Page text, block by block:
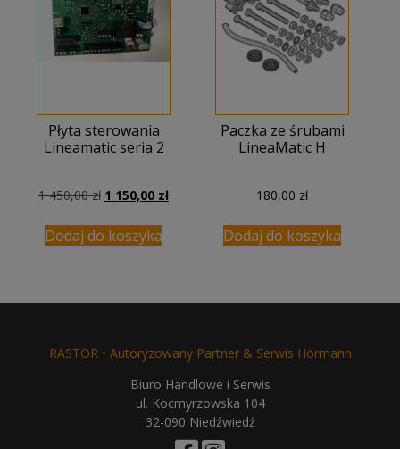
Płyta sterowania
Lineamatic seria 2
1 450,00zł Pierwotna
wynosiła:
1
1 150,00 złAktualna
Dodaj do koszyka
Paczka ze śrubami
LineaMatic H
180,00 zł
Dodaj do koszyka
RASTOR • Autoryzowany Partner & Serwis Hörmann
Biuro Handlowe i Serwis
ul. Kocmyrzowska 104
32-090 Niedźwiedź